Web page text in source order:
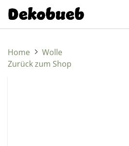
Home
Wolle
Zurück zum Shop